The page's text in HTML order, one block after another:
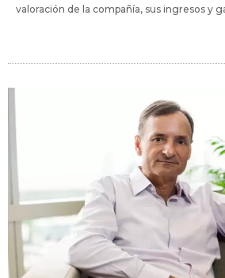
valoración de la compañía, sus ingresos y